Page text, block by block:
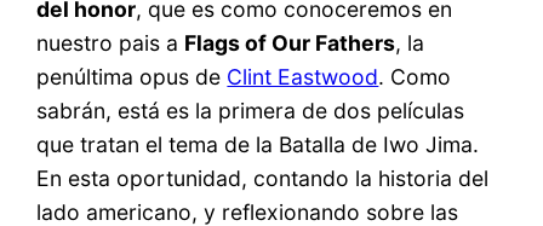
del honor, que es como conoceremos en
nuestro pais a Flags of Our Fathers, la
penúltima opus de Clint Eastwood. Como
sabrán, está es la primera de dos películas
que tratan el tema de la Batalla de Iwo Jima.
En esta oportunidad, contando la historia del
lado americano, y reflexionando sobre las